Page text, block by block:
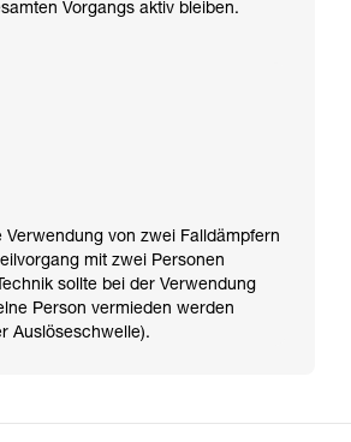
Vorgangs aktiv bleiben.
Verwendung von zwei Falldämpfern
mit zwei Personen
sollte bei der Verwendung
Person vermieden werden
Auslöseschwelle).